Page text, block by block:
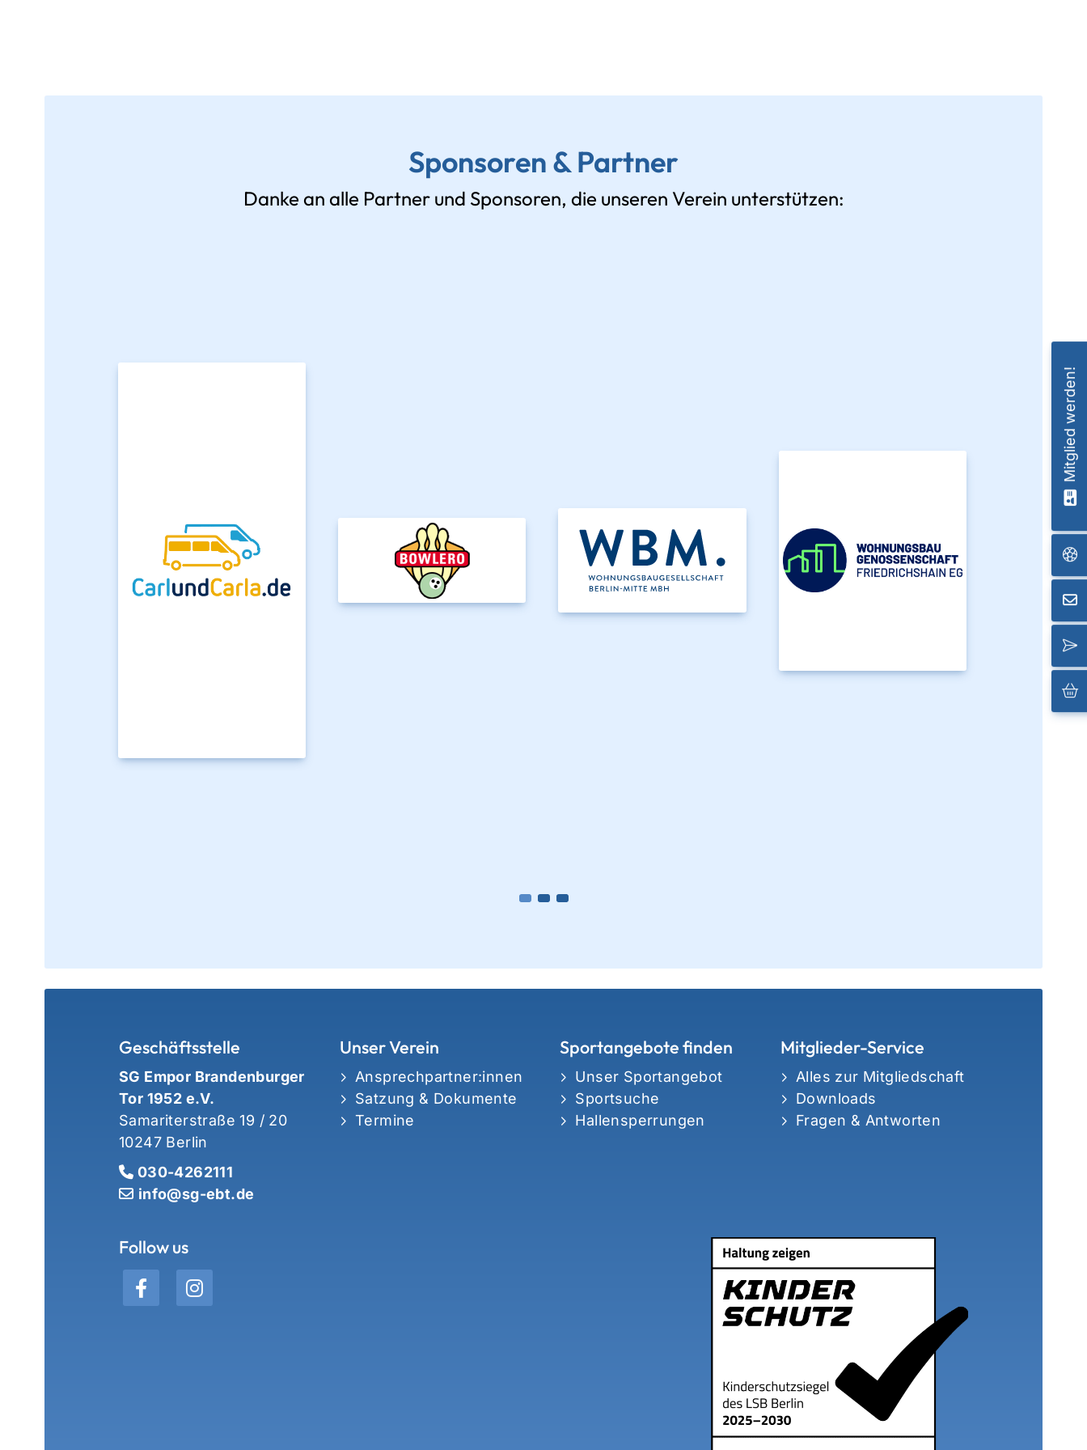
Sponsoren & Partner
Danke an alle Partner und Sponsoren, die unseren Verein unterstützen:
Geschäftsstelle
SG Empor Brandenburger
Tor 1952 e.V.
Samariterstraße 19 / 20
10247 Berlin
030-4262111
info@sg-ebt.de
Unser Verein
Ansprechpartner:innen
Satzung & Dokumente
Termine
Sportangebote finden
Unser Sportangebot
Sportsuche
Hallensperrungen
Mitglieder-Service
Alles zur Mitgliedschaft
Downloads
Fragen & Antworten
Follow us
Mitglied werden!